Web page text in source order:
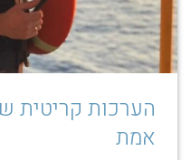
הערכות קריטית
אמת